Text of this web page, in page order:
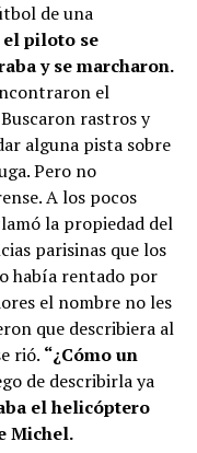
de una
piloto se
y se marcharon.
el
rastros y
alguna pista sobre
Pero no
A los pocos
la propiedad del
parisinas que los
había rentado por
el nombre no les
que describiera al
rió. “¿Cómo un
de describirla ya
el helicóptero
Michel.